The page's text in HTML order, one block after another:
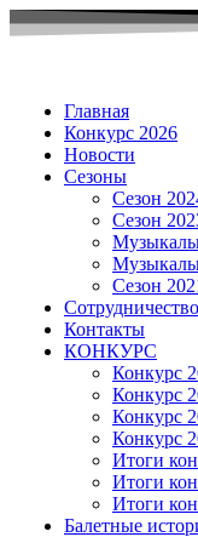
Главная
Конкурс 2026
Новости
Сезоны
Сезон
Сезон
Сезон
Сотрудничество
Контакты
КОНКУРС
Конкурс
Конкурс
Конкурс
Конкурс
Итоги
Итоги
Итоги
Балетные